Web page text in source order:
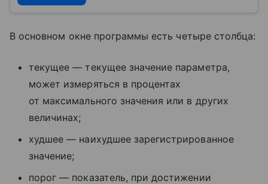
В основном окне программы есть четыре столбца:
текущее — текущее значение параметра,
может измеряться в процентах
от максимального значения или в других
величинах;
худшее — наихудшее зарегистрированное
значение;
порог — показатель, при достижении